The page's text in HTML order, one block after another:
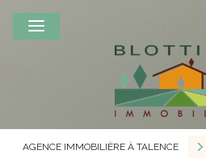
AGENCE IMMOBILIÈRE À TALENCE